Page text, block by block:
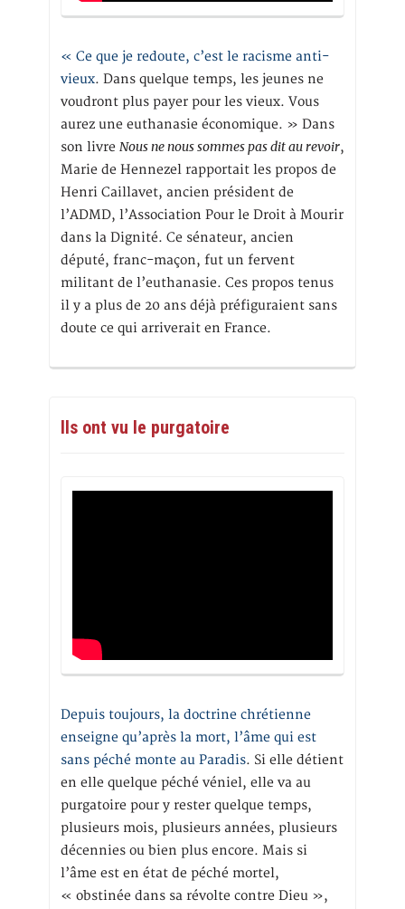
« Ce que je redoute, c’est le racisme anti-
vieux. Dans quelque temps, les jeunes ne
voudront plus payer pour les vieux. Vous
aurez une euthanasie économique. » Dans
son livre Nous ne nous sommes pas dit au revoir,
Marie de Hennezel rapportait les propos de
Henri Caillavet, ancien président de
l’ADMD, l’Association Pour le Droit à Mourir
dans la Dignité. Ce sénateur, ancien
député, franc-maçon, fut un fervent
militant de l’euthanasie. Ces propos tenus
il y a plus de 20 ans déjà préfiguraient sans
doute ce qui arriverait en France.
Ils ont vu le purgatoire
Depuis toujours, la doctrine chrétienne
enseigne qu’après la mort, l’âme qui est
sans péché monte au Paradis. Si elle détient
en elle quelque péché véniel, elle va au
purgatoire pour y rester quelque temps,
plusieurs mois, plusieurs années, plusieurs
décennies ou bien plus encore. Mais si
l’âme est en état de péché mortel,
« obstinée dans sa révolte contre Dieu »,